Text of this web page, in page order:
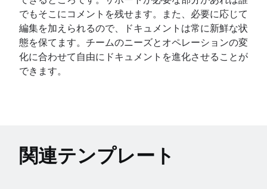
でもそこにコメントを残せます。また、必要に応じて
編集を加えられるので、ドキュメントは常に新鮮な状
態を保てます。チームのニーズとオペレーションの変
化に合わせて自由にドキュメントを進化させることが
できます。
関連テンプレート